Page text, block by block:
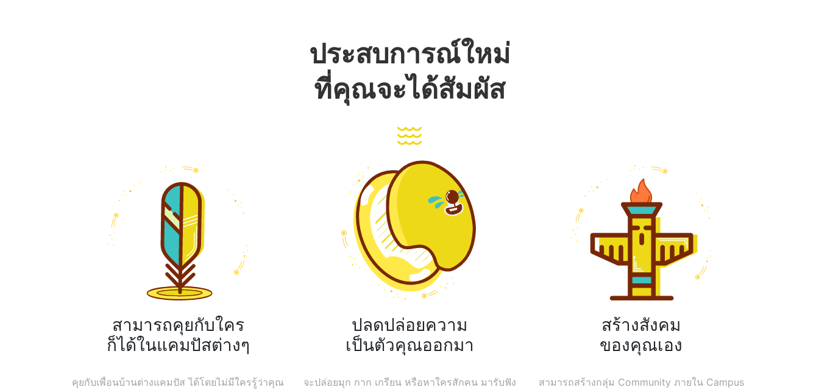
ประสบการณ์ใหม่
ที่คุณจะได้สัมผัส
สามารถคุยกับใคร
ก็ได้ในแคมปัสต่างๆ
คุยกับเพื่อนบ้านต่างแคมปัส ได้โดยไม่มีใครรู้ว่าคุณ
ปลดปล่อยความ
เป็นตัวคุณออกมา
จะปล่อยมุก กาก เกรียน หรือหาใครสักคน มารับฟัง
สร้างสังคม
ของคุณเอง
สามารถสร้างกลุ่ม Community ภายใน Campus